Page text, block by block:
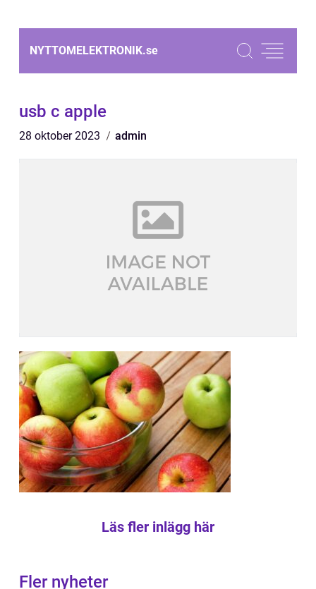
NYTTOMELEKTRONIK.se
usb c apple
28 oktober 2023 admin
Läs fler inlägg här
Fler nyheter